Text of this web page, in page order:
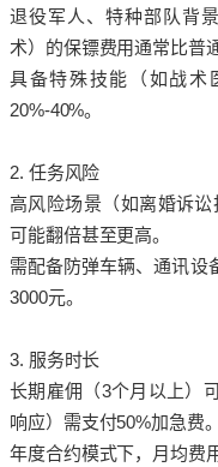
退役军人、特种部队背
术）的保镖费用通常比普
具备特殊技能（如战术
20%-40%。
2. 任务风险
高风险场景（如离婚诉
可能翻倍甚至更高。
需配备防弹车辆、通讯设
3000元。
3. 服务时长
长期雇佣（3个月以上）
响应）需支付50%加急费
年度合约模式下，月均费